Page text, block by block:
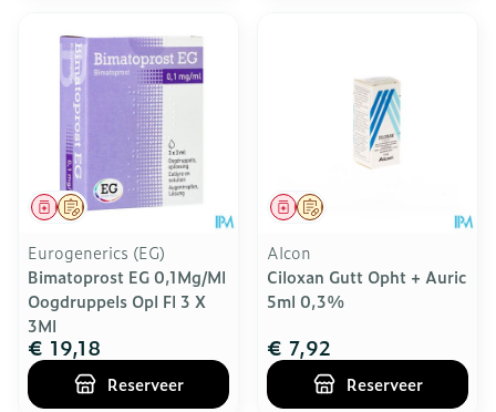
Op voorschrift
Geneesmiddel
Eurogenerics (EG)
Bimatoprost EG 0,1Mg/Ml
Oogdruppels Opl Fl 3 X
3Ml
€ 19,18
Reserveer
Op voorschrift
Geneesmiddel
Alcon
Ciloxan Gutt Opht + Auric
5ml 0,3%
€ 7,92
Reserveer